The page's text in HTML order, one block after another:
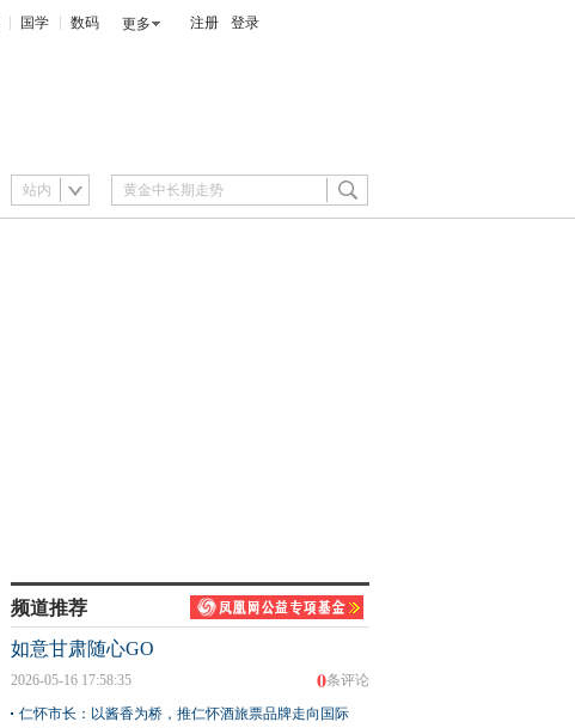
国学 数码 更多 注册 登录
站内
频道推荐
如意甘肃随心GO
0条评论
2026-05-16 17:58:35
仁怀市长：以酱香为桥，推仁怀酒旅票品牌走向国际